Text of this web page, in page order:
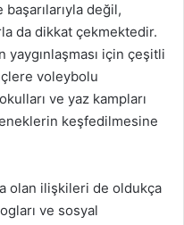
başarılarıyla değil,
da dikkat çekmektedir.
için çeşitli
voleybolu
ve yaz kampları
keşfedilmesine
olan ilişkileri de oldukça
ve sosyal